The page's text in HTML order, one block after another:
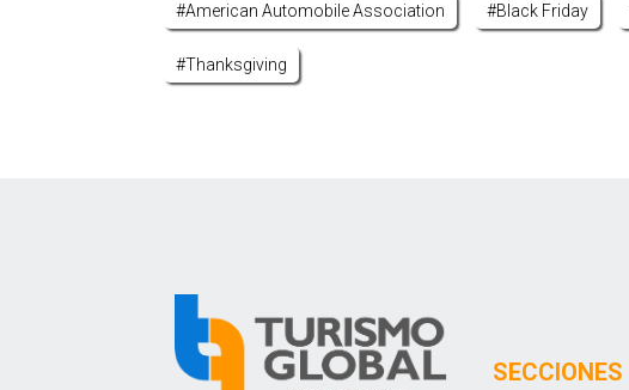
#american Automobile Association #black Friday
#thanksgiving
SECCIONES